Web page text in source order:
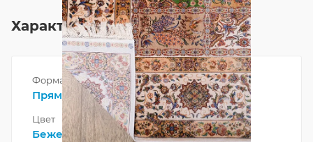
Характеристики
Форма
Прямоугольник
Цвет
Бежевый